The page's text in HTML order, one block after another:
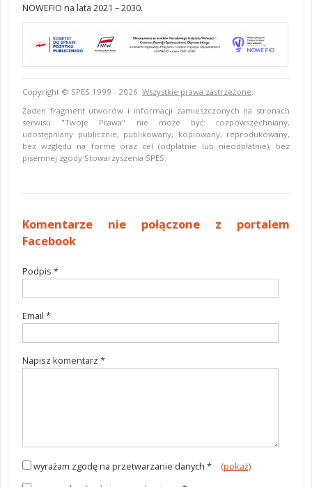
NOWEFIO na lata 2021 – 2030.
Copyright © SPES 1999 - 2026. Wszystkie prawa zastrzeżone.
Żaden fragment utworów i informacji zamieszczonych na stronach
serwisu "Twoje Prawa" nie może być: rozpowszechniany,
udostępniany publicznie, publikowany, kopiowany, reprodukowany,
bez względu na formę oraz cel (odpłatnie lub nieodpłatnie), bez
pisemnej zgody Stowarzyszenia SPES.
Komentarze nie połączone z portalem
Facebook
Podpis *
Email *
Napisz komentarz *
wyrażam zgodę na przetwarzanie danych *
(pokaż)